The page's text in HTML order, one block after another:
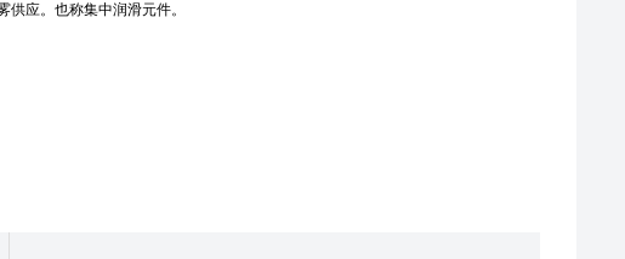
应。也称集中润滑元件。